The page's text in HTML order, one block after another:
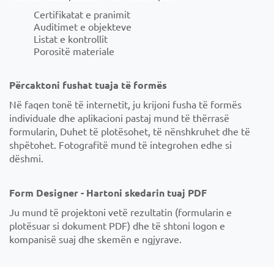
Certifikatat e pranimit
Auditimet e objekteve
Listat e kontrollit
Porositë materiale
Përcaktoni fushat tuaja të formës
Në faqen tonë të internetit, ju krijoni fusha të formës
individuale dhe aplikacioni pastaj mund të thërrasë
formularin, Duhet të plotësohet, të nënshkruhet dhe të
shpëtohet. Fotografitë mund të integrohen edhe si
dëshmi.
Form Designer - Hartoni skedarin tuaj PDF
Ju mund të projektoni vetë rezultatin (formularin e
plotësuar si dokument PDF) dhe të shtoni logon e
kompanisë suaj dhe skemën e ngjyrave.